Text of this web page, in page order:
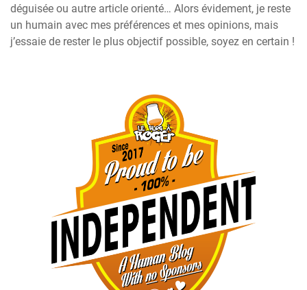
déguisée ou autre article orienté… Alors évidement, je reste
un humain avec mes préférences et mes opinions, mais
j’essaie de rester le plus objectif possible, soyez en certain !